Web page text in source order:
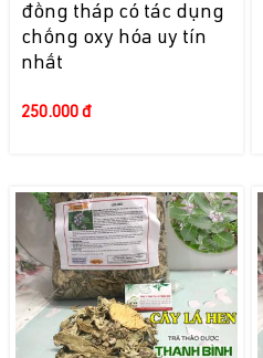
đồng tháp có tác dụng
chống oxy hóa uy tín
nhất
250.000 đ